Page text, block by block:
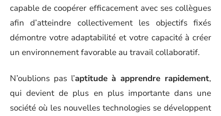
capable de coopérer efficacement avec ses collègues
afin d’atteindre collectivement les objectifs fixés
démontre votre adaptabilité et votre capacité à créer
un environnement favorable au travail collaboratif.
N’oublions pas l’aptitude à apprendre rapidement,
qui devient de plus en plus importante dans une
société où les nouvelles technologies se développent